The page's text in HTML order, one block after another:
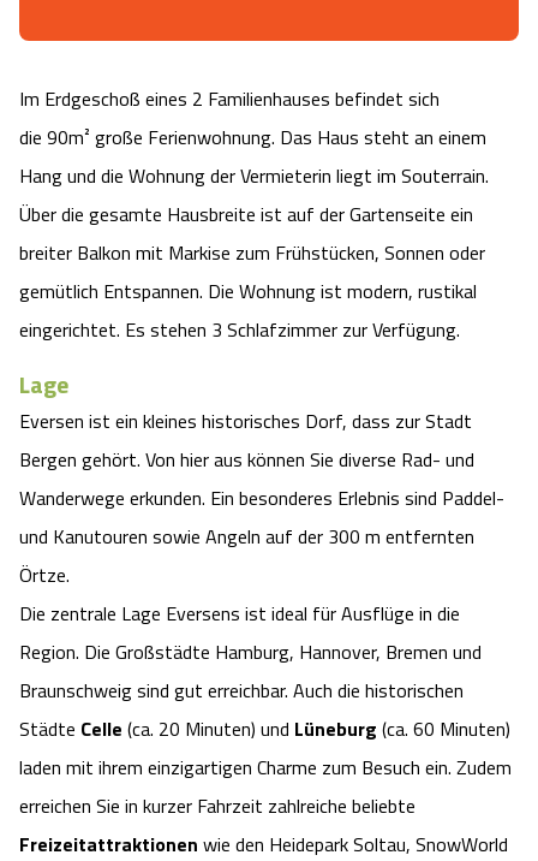
Urlaub auf dem Bauernhof
Urlaub mit Hund
Anreise
Videos
Shop
Kontakt
Kutschen
Regionale Küche
HeideSpezialitäten
Urlaub mit Hund
Landschaftsführungen
Veranstaltungen
Wildpark Lüneburger Heide
Wildpark Schwarze Berge
Otter Zentrum
Wildpark Müden
Snow World Bispingen
Das verrückte Haus
Adventure District Bispingen
Unterkünfte
Veranstaltungen
Shopping Celle
Kulinarisches Celle
Unterkünfte Celle
Veranstaltungen & Führungen Celle
Im Erdgeschoß eines 2 Familienhauses befindet sich
die 90m² große Ferienwohnung. Das Haus steht an einem
Hang und die Wohnung der Vermieterin liegt im Souterrain.
Über die gesamte Hausbreite ist auf der Gartenseite ein
breiter Balkon mit Markise zum Frühstücken, Sonnen oder
gemütlich Entspannen. Die Wohnung ist modern, rustikal
eingerichtet. Es stehen 3 Schlafzimmer zur Verfügung.
Lage
Eversen ist ein kleines historisches Dorf, dass zur Stadt
Bergen gehört. Von hier aus können Sie diverse Rad- und
Wanderwege erkunden. Ein besonderes Erlebnis sind Paddel-
und Kanutouren sowie Angeln auf der 300 m entfernten
Örtze.
Die zentrale Lage Eversens ist ideal für Ausflüge in die
Region. Die Großstädte Hamburg, Hannover, Bremen und
Braunschweig sind gut erreichbar. Auch die historischen
Städte Celle (ca. 20 Minuten) und Lüneburg (ca. 60 Minuten)
laden mit ihrem einzigartigen Charme zum Besuch ein. Zudem
erreichen Sie in kurzer Fahrzeit zahlreiche beliebte
Freizeitattraktionen wie den Heidepark Soltau, SnowWorld